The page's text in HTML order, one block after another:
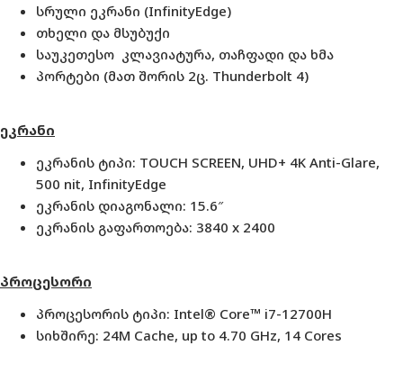
სრული ეკრანი (InfinityEdge)
თხელი და მსუბუქი
საუკეთესო კლავიატურა, თაჩფადი და ხმა
პორტები (მათ შორის 2ც. Thunderbolt 4)
ეკრანი
ეკრანის ტიპი: TOUCH SCREEN, UHD+ 4K Anti-Glare,
500 nit, InfinityEdge
ეკრანის დიაგონალი: 15.6″
ეკრანის გაფართოება: 3840 x 2400
პროცესორი
პროცესორის ტიპი: Intel® Core™ i7-12700H
სიხშირე: 24M Cache, up to 4.70 GHz, 14 Cores